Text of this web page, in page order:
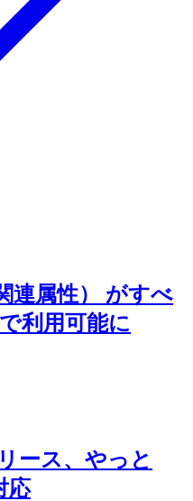
連属性） がすべ
利用可能に
ース、やっと
応